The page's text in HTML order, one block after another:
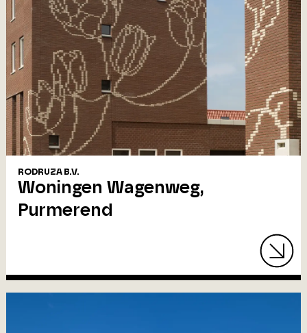
RODRUZA B.V.
Woningen Wagenweg,
Purmerend